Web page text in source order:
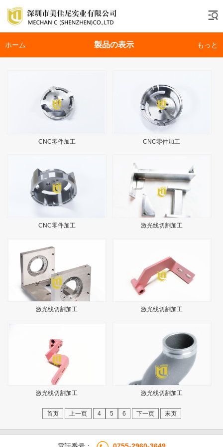
ホーム もっと
製品の表示
CNC零件加工 CNC零件加工
CNC零件加工 激光线切割加工
激光线切割加工 激光线切割加工
激光线切割加工 激光线切割加工
首页 上一页 4 5 6 下一页 末页